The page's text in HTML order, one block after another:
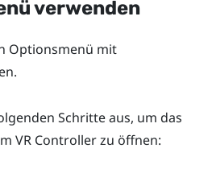
verwenden
Optionsmenü mit
Schritte aus, um das
VR Controller zu öffnen: